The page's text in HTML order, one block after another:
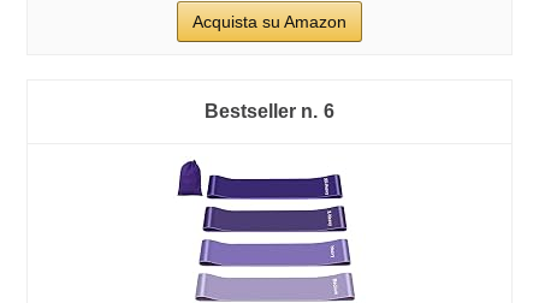
Acquista su Amazon
6